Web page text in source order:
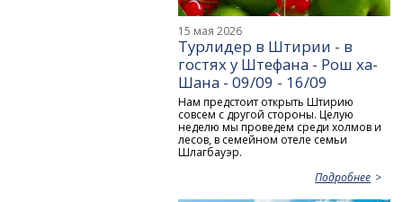
15 мая 2026
Турлидер в Штирии - в
гостях у Штефана - Рош ха-
Шана - 09/09 - 16/09
Нам предстоит открыть Штирию
совсем с другой стороны. Целую
неделю мы проведем среди холмов и
лесов, в семейном отеле семьи
Шлагбауэр.
Подробнее